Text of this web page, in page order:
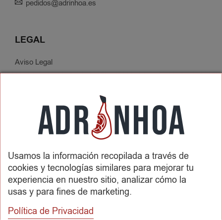
pedidos@adrinhoa.es
LEGAL
Aviso Legal
Condiciones de Contratación
Envíos y Devoluciones
SOBRE ADRINHOA
Conócenos
Contactar
REDES SOCIALES
Usamos la información recopilada a través de
cookies y tecnologías similares para mejorar tu
experiencia en nuestro sitio, analizar cómo la
usas y para fines de marketing.
Política de Privacidad